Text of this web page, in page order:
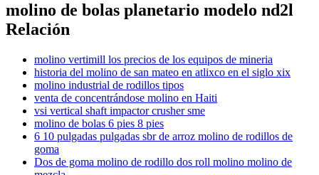
molino de bolas planetario modelo nd2l
Relación
molino vertimill los precios de los equipos de mineria
historia del molino de san mateo en atlixco en el siglo xix
molino industrial de rodillos tipos
venta de concentrándose molino en Haiti
vsi vertical shaft impactor crusher sme
molino de bolas 6 pies 8 pies
6 10 pulgadas pulgadas sbr de arroz molino de rodillos de
goma
Dos de goma molino de rodillo dos roll molino molino de